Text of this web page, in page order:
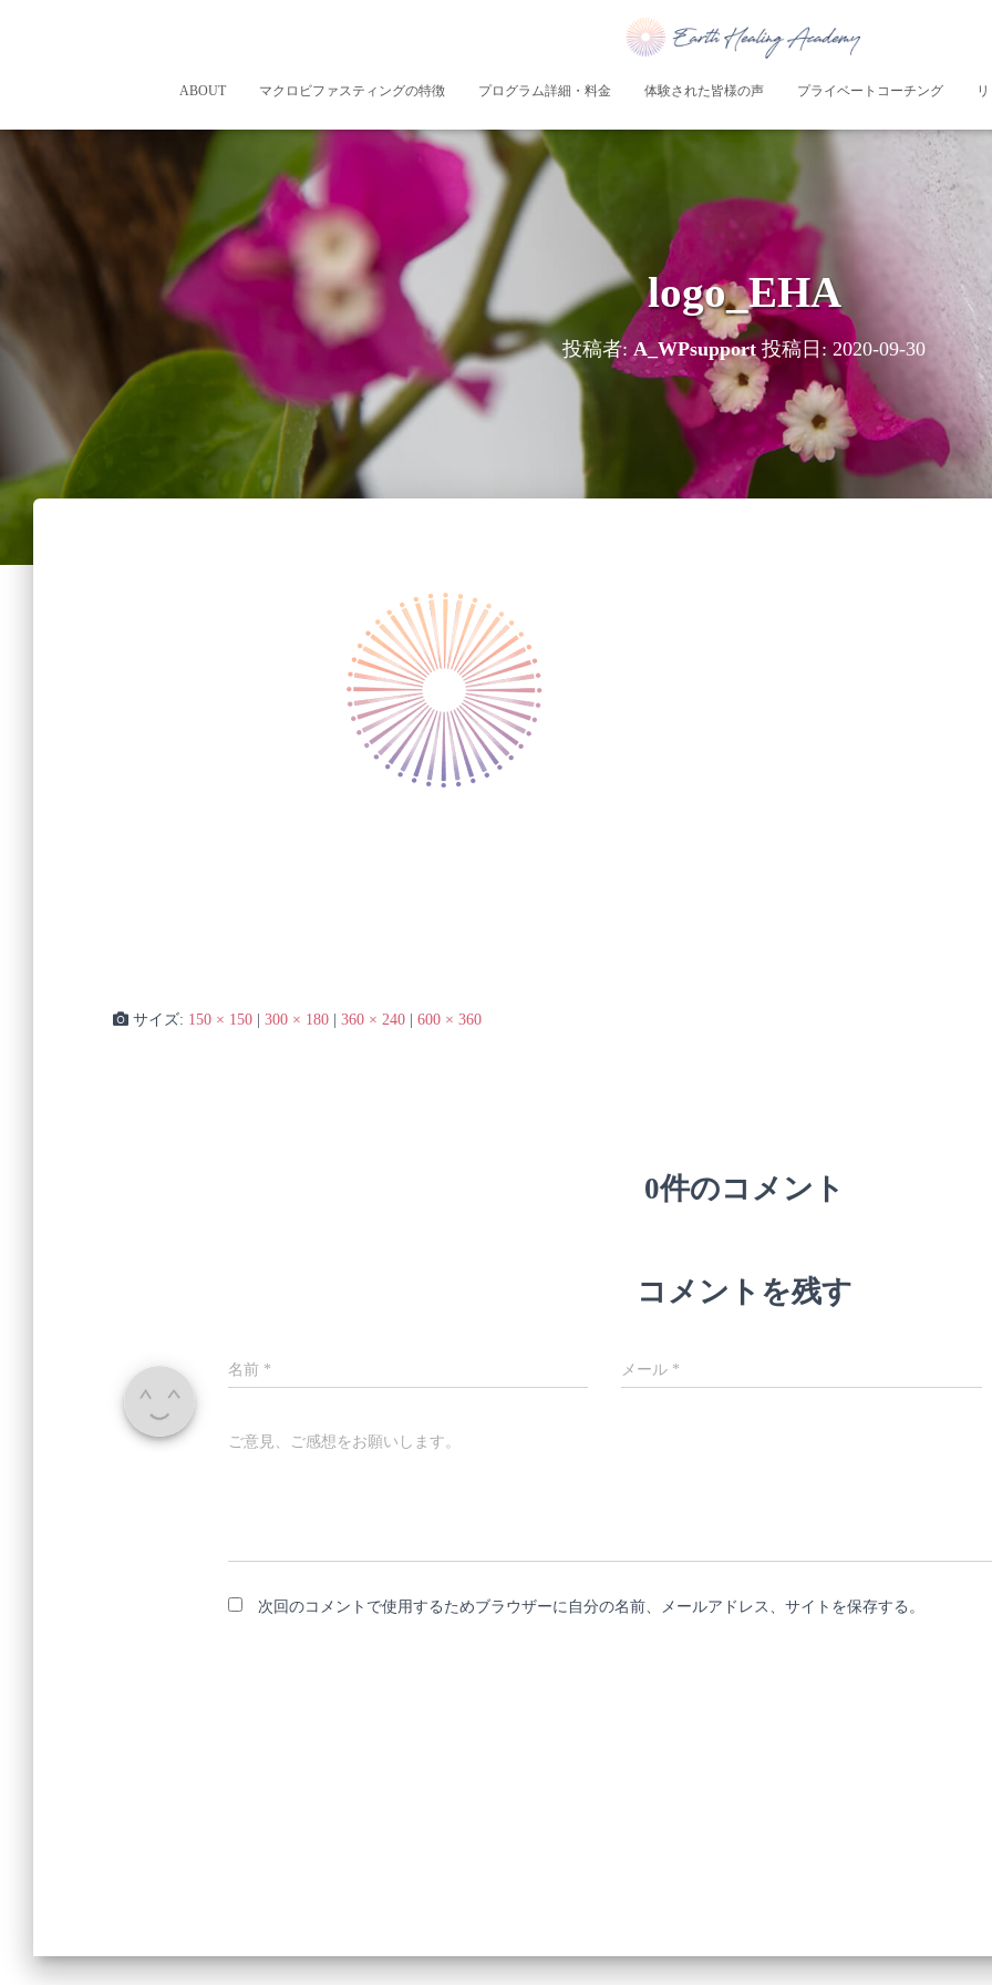
ABOUT マクロビファスティングの特徴 プログラム詳細・料金 体験された皆様の声 プライベートコーチング
logo_EHA
投稿者: A_WPsupport 投稿日:2020-09-30
サイズ: 150 × 150 300 × 180 360 × 240 600 × 360
0件のコメント
コメントを残す
名前 * メール *
ご意見、ご感想をお願いします。
次回のコメントで使用するためブラウザーに自分の名前、メールアドレス、サイトを保存する。